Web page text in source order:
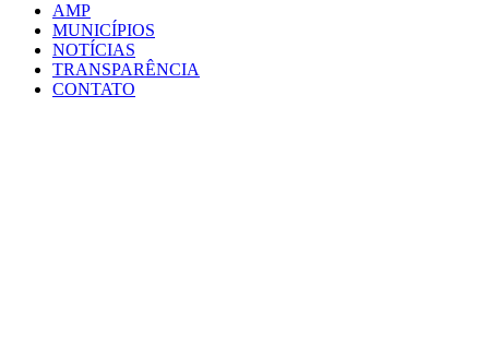
AMP
MUNICÍPIOS
NOTÍCIAS
TRANSPARÊNCIA
CONTATO